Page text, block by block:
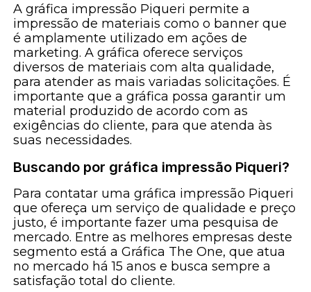
A gráfica impressão Piqueri permite a
impressão de materiais como o banner que
é amplamente utilizado em ações de
marketing. A gráfica oferece serviços
diversos de materiais com alta qualidade,
para atender as mais variadas solicitações. É
importante que a gráfica possa garantir um
material produzido de acordo com as
exigências do cliente, para que atenda às
suas necessidades.
Buscando por gráfica impressão Piqueri?
Para contatar uma gráfica impressão Piqueri
que ofereça um serviço de qualidade e preço
justo, é importante fazer uma pesquisa de
mercado. Entre as melhores empresas deste
segmento está a Gráfica The One, que atua
no mercado há 15 anos e busca sempre a
satisfação total do cliente.